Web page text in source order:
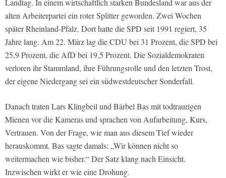
Landtag. In einem wirtschaftlich starken Bundesland war aus der
alten Arbeiterpartei ein roter Splitter geworden. Zwei Wochen
später Rheinland-Pfalz. Dort hatte die SPD seit 1991 regiert, 35
Jahre lang. Am 22. März lag die CDU bei 31 Prozent, die SPD bei
25,9 Prozent, die AfD bei 19,5 Prozent. Die Sozialdemokraten
verloren ihr Stammland, ihre Führungsrolle und den letzten Trost,
der eigene Niedergang sei ein südwestdeutscher Sonderfall.
Danach traten Lars Klingbeil und Bärbel Bas mit todtraurigen
Mienen vor die Kameras und sprachen von Aufarbeitung, Kurs,
Vertrauen. Von der Frage, wie man aus diesem Tief wieder
herauskommt. Bas sagte damals: „Wir können nicht so
weitermachen wie bisher.“ Der Satz klang nach Einsicht.
Inzwischen wirkt er wie eine Drohung.